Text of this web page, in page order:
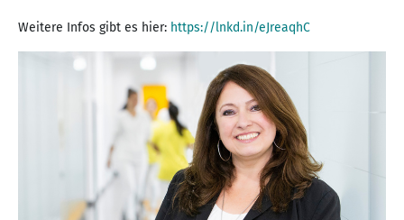
Weitere Infos gibt es hier: https://lnkd.in/eJreaqhC